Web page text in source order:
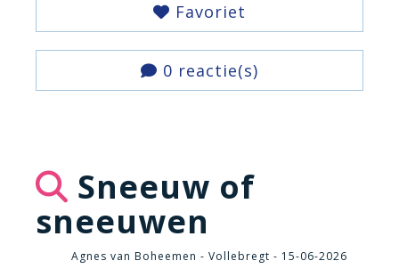
Favoriet
0 reactie(s)
Sneeuw of
sneeuwen
Agnes van Boheemen - Vollebregt - 15-06-2026